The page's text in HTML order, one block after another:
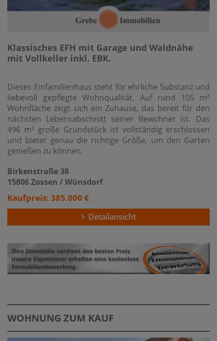
Klassisches EFH mit Garage und Waldnähe
mit Vollkeller inkl. EBK.
Dieses Einfamilienhaus steht für ehrliche Substanz und
liebevoll gepflegte Wohnqualität. Auf rund 105 m²
Wohnfläche zeigt sich ein Zuhause, das bereit für den
nächsten Lebensabschnitt seiner Bewohner ist. Das
496 m² große Grundstück ist vollständig erschlossen
und bietet genau die richtige Größe, um den Garten
genießen zu können.
Birkenstraße 38
15806 Zossen / Wünsdorf
Kaufpreis: 385.000 €
Detailansicht
WOHNUNG ZUM KAUF